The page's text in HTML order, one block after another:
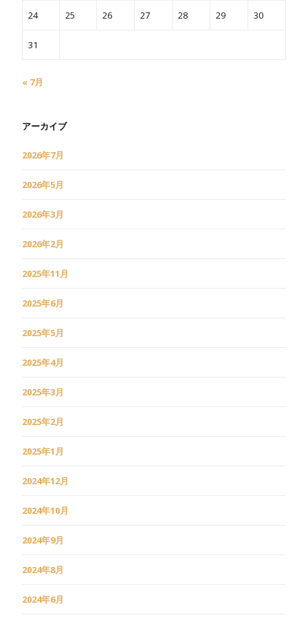
24 25 26 27 28 29 30
31
« 7月
アーカイブ
2026年7月
2026年5月
2026年3月
2026年2月
2025年11月
2025年6月
2025年5月
2025年4月
2025年3月
2025年2月
2025年1月
2024年12月
2024年10月
2024年9月
2024年8月
2024年6月